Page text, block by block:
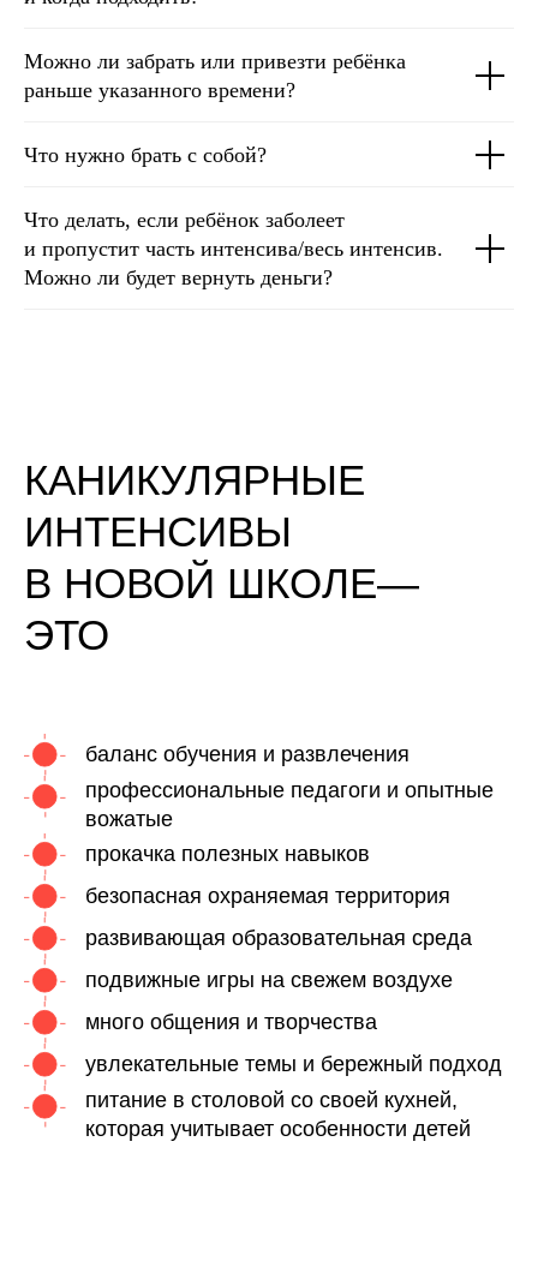
Можно ли забрать или привезти ребёнка
раньше указанного времени?
Что нужно брать с собой?
Что делать, если ребёнок заболеет
и пропустит часть интенсива/весь интенсив.
Можно ли будет вернуть деньги?
КАНИКУЛЯРНЫЕ
ИНТЕНСИВЫ
В НОВОЙ ШКОЛЕ—
ЭТО
баланс обучения и развлечения
профессиональные педагоги и опытные
вожатые
прокачка полезных навыков
безопасная охраняемая территория
развивающая образовательная среда
подвижные игры на свежем воздухе
много общения и творчества
увлекательные темы и бережный подход
питание в столовой со своей кухней,
которая учитывает особенности детей